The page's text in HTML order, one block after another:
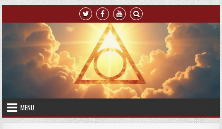
Skip to content
MENU